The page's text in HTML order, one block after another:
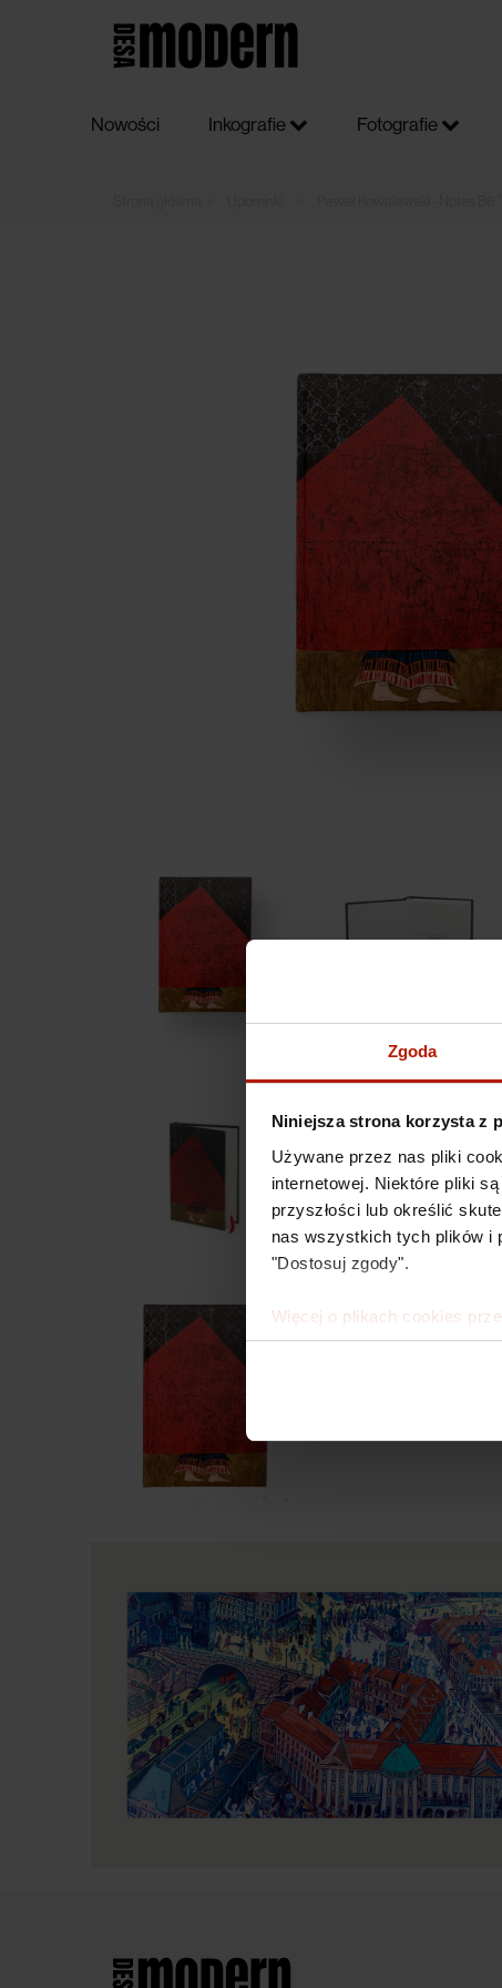
Zgoda
Niniejsza strona korzysta z
Używane przez nas pliki
internetowej. Niektóre pliki
przyszłości lub określić
nas wszystkich tych plików i
"Dostosuj zgody".
Więcej o plikach cookies
Nowości Inkografie Fotografie